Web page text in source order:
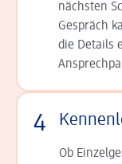
nächsten
Gespräch
die Details
4
Ob